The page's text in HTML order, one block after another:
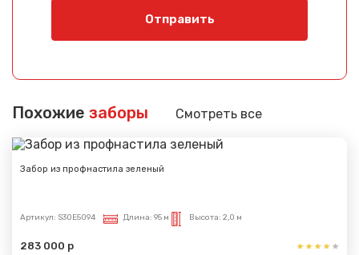
Отправить
Похожие заборы Смотреть все
Забор из профнастила зеленый
Артикул: S30E5094 Длина: 95 м Высота: 2,0 м
283 000 р